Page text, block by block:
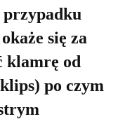
przypadku
się za
klamrę od
po czym